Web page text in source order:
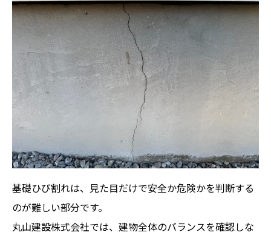
基礎ひび割れは、見た目だけで安全か危険かを判断する
のが難しい部分です。
丸山建設株式会社では、建物全体のバランスを確認しな